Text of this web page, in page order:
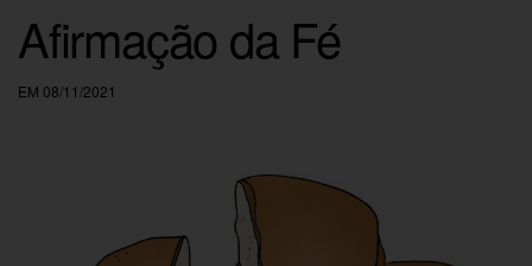
Afirmação da Fé
EM 08/11/2021